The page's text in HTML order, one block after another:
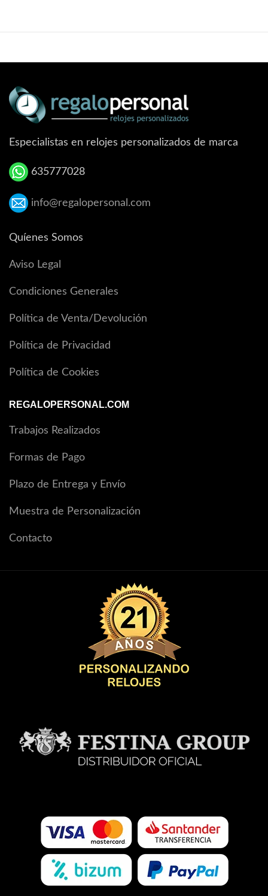
Especialistas en relojes personalizados de marca
635777028
info@regalopersonal.com
Quíenes Somos
Aviso Legal
Condiciones Generales
Política de Venta/Devolución
Política de Privacidad
Política de Cookies
REGALOPERSONAL.COM
Trabajos Realizados
Formas de Pago
Plazo de Entrega y Envío
Muestra de Personalización
Contacto